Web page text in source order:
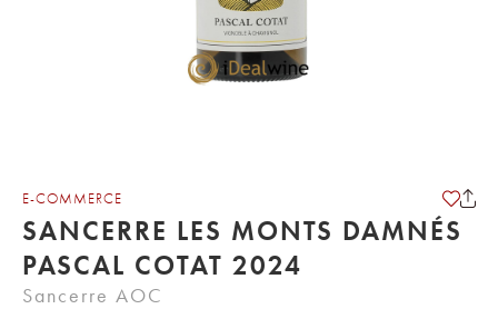
E-COMMERCE
SANCERRE LES MONTS DAMNÉS
PASCAL COTAT 2024
Sancerre AOC